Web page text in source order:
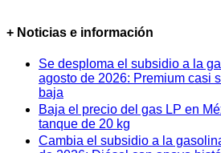
+ Noticias e información
Se desploma el subsidio a la
agosto de 2026: Premium casi
baja
Baja el precio del gas LP en
tanque de 20 kg
Cambia el subsidio a la